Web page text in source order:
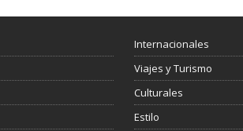
Internacionales
Viajes y Turismo
Culturales
Estilo